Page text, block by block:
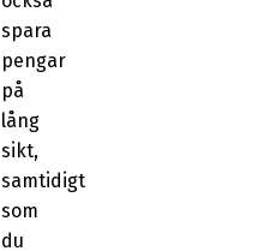
spara
pengar
på
lång
sikt,
samtidigt
som
du